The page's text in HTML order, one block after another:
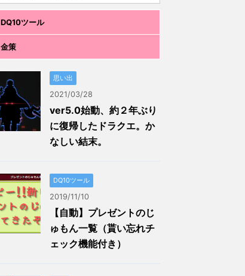
DQ10ツール
金策
思い出
2021/03/28
ver5.0始動、約２年ぶり
に復帰したドラクエ。か
なしい結末。
DQ10ツール
2019/11/10
【自動】プレゼントのじ
ゅもん一覧（貰い忘れチ
ェック機能付き）